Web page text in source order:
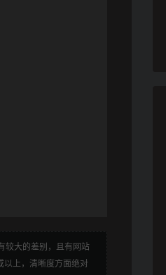
较大的差别，且有网站
以上，清晰度方面绝对